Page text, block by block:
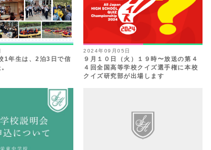
1年生は、2泊3日で信
2024年09月05日
９月１０日（火）１９時〜放送の第４
４回全国高等学校クイズ選手権に本校
クイズ研究部が出場します